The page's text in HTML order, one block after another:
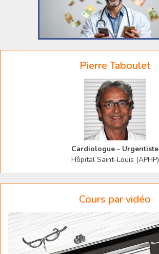
Pierre Taboulet
Cardiologue - Urgentiste
Hôpital Saint-Louis (APHP)
Cours par vidéo